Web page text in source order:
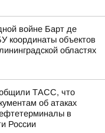
войне Барт де
координаты объектов
областях
ТАСС, что
об атаках
в
России